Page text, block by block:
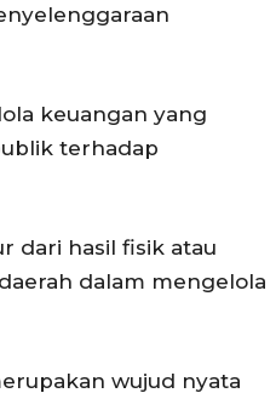
keuangan yang
terhadap
dari hasil fisik atau
dalam mengelola
wujud nyata